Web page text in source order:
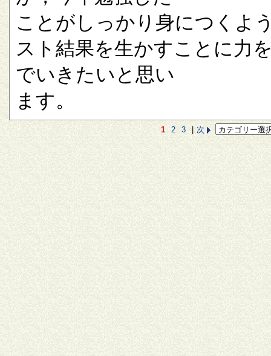
ことがしっかり身につくよ
スト結果を生かすことに力
でいきたいと思い
ます。
1 2 3 次